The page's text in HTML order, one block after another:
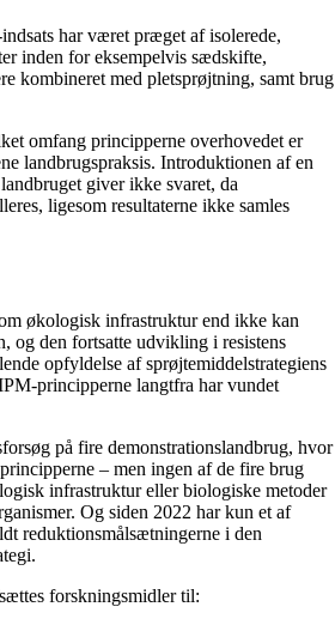
har været præget af isolerede,
inden for eksempelvis sædskifte,
kombineret med pletsprøjtning, samt brug
omfang principperne overhovedet er
landbrugspraksis. Introduktionen af en
giver ikke svaret, da
ligesom resultaterne ikke samles
økologisk infrastruktur end ikke kan
og den fortsatte udvikling i resistens
opfyldelse af sprøjtemiddelstrategiens
principperne langtfra har vundet
på fire demonstrationslandbrug, hvor
– men ingen af de fire brug
infrastruktur eller biologiske metoder
Og siden 2022 har kun et af
reduktionsmålsætningerne i den
forskningsmidler til: